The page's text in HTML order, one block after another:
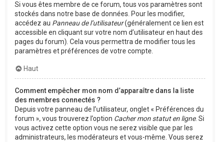
Si vous êtes membre de ce forum, tous vos paramètres sont
stockés dans notre base de données. Pour les modifier,
accédez au Panneau de l’utilisateur(généralement ce lien est
accessible en cliquant sur votre nom d’utilisateur en haut des
pages du forum). Cela vous permettra de modifier tous les
paramètres et préférences de votre compte.
Haut
Comment empêcher mon nom d’apparaître dans la liste
des membres connectés ?
Depuis votre panneau de l’utilisateur, onglet « Préférences du
forum », vous trouverez l’option Cacher mon statut en ligne. Si
vous activez cette option vous ne serez visible que par les
administrateurs, les modérateurs et vous-même. Vous serez